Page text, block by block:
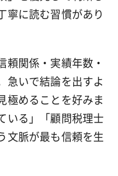
寧に読む習慣があり
頼関係・実績年数・
急いで結論を出すよ
極めることを好みま
いる」「顧問税理士
文脈が最も信頼を生